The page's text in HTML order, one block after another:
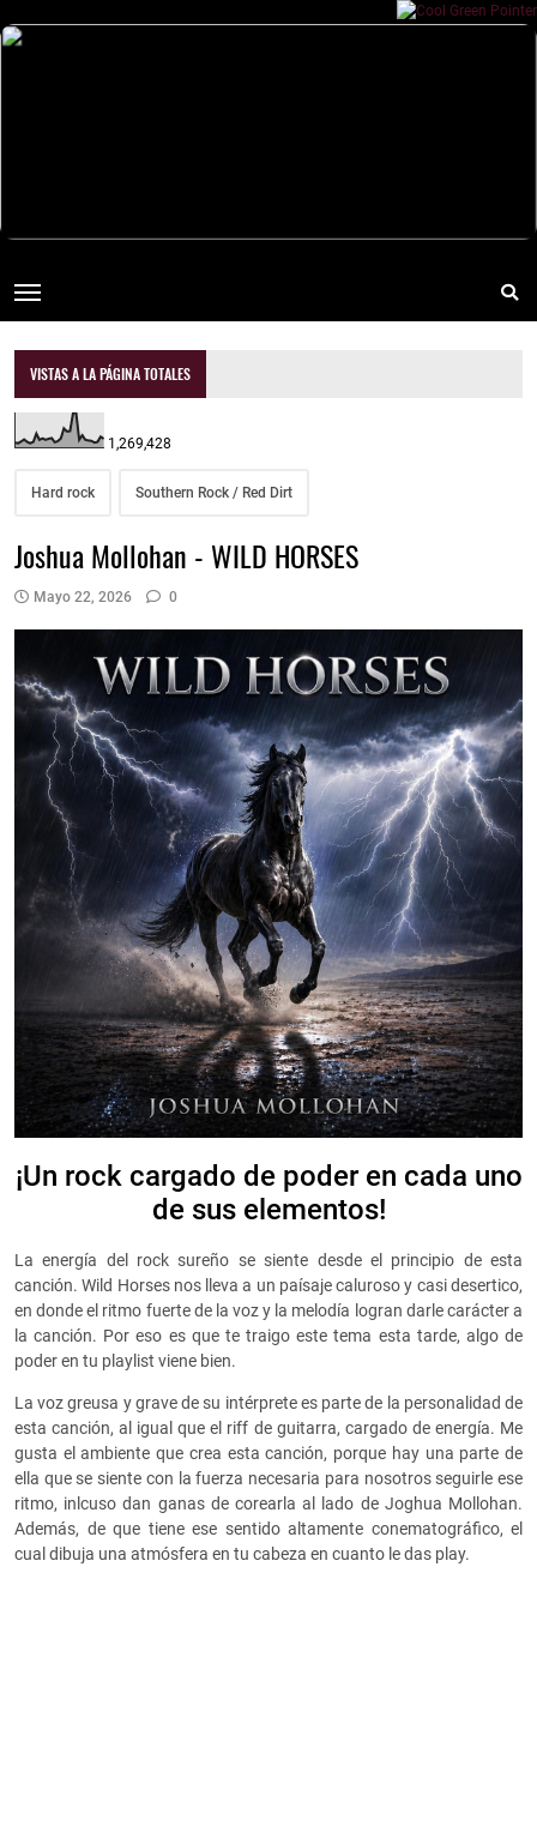
VISTAS A LA PÁGINA TOTALES
1,269,428
Hard rock Southern Rock / Red Dirt
Joshua Mollohan - WILD HORSES
Mayo 22, 2026 0
¡Un rock cargado de poder en cada uno
de sus elementos!
La energía del rock sureño se siente desde el principio de esta
canción. Wild Horses nos lleva a un paísaje caluroso y casi desertico,
en donde el ritmo fuerte de la voz y la melodía logran darle carácter a
la canción. Por eso es que te traigo este tema esta tarde, algo de
poder en tu playlist viene bien.
La voz greusa y grave de su intérprete es parte de la personalidad de
esta canción, al igual que el riff de guitarra, cargado de energía. Me
gusta el ambiente que crea esta canción, porque hay una parte de
ella que se siente con la fuerza necesaria para nosotros seguirle ese
ritmo, inlcuso dan ganas de corearla al lado de Joghua Mollohan.
Además, de que tiene ese sentido altamente conematográfico, el
cual dibuja una atmósfera en tu cabeza en cuanto le das play.